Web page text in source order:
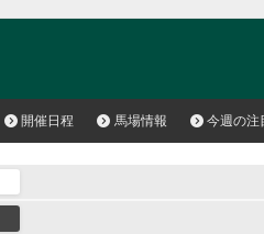
開催日程 馬場情報 今週の注